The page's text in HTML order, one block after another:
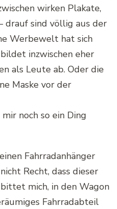
wirken Plakate,
drauf sind völlig aus der
Werbewelt hat sich
inzwischen eher
als Leute ab. Oder die
Maske vor der
noch so ein Ding
Fahrradanhänger
Recht, dass dieser
mich, in den Wagon
Fahrradabteil